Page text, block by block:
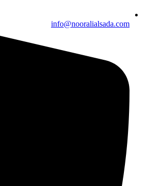
info@nooralialsada.com